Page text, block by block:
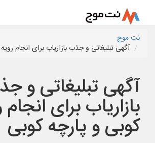
نت موج
آگهی تبلیغاتی و جذب بازاریاب برای انجام
آگهی تبلیغاتی و
بازاریاب برای انجام
کوبی و پارچه کوبی